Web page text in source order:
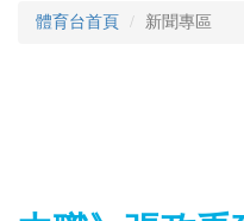
體育台首頁 新聞專區